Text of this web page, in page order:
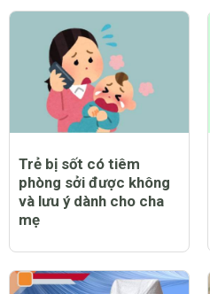
Trẻ bị sốt có tiêm
phòng sởi được không
và lưu ý dành cho cha
mẹ